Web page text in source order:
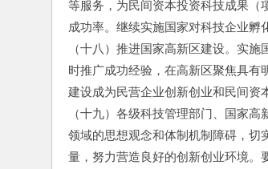
等服务，为民间资本投资科技成果（
成功率。继续实施国家对科技企业孵
（十八）推进国家高新区建设。实
时推广成功经验，在高新区聚焦具有
建设成为民营企业创新创业和民间资
（十九）各级科技管理部门、国家
领域的思想观念和体制机制障碍，切
量，努力营造良好的创新创业环境。